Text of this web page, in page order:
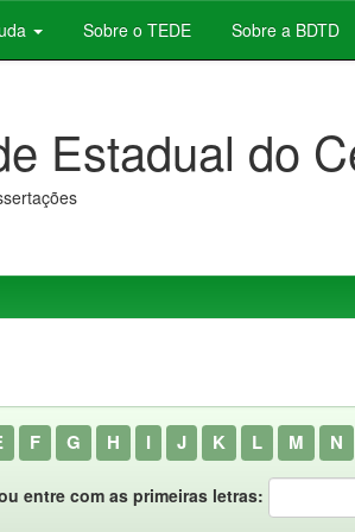
Sobre o TEDE Sobre a BDTD
Estadual do
F G H I J K L M N
entre com as primeiras letras: